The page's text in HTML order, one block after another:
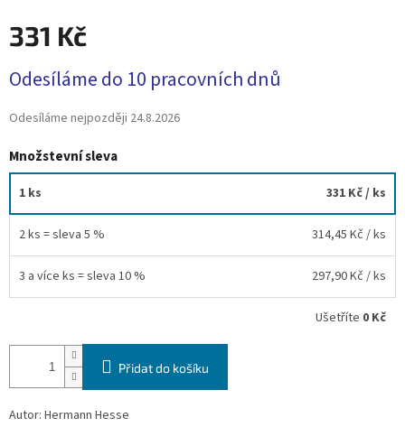
331 Kč
cena:
Odesíláme do 10 pracovních dnů
Odesíláme nejpozději 24.8.2026
Množstevní sleva
1 ks 331 Kč/ ks
2 ks = sleva 5 % 314,45 Kč / ks
3 a více ks = sleva 10 % 297,90 Kč / ks
Ušetříte 0 Kč
Přidat do košíku
Autor: Hermann Hesse